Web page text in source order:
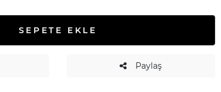
SEPETE EKLE
Paylaş